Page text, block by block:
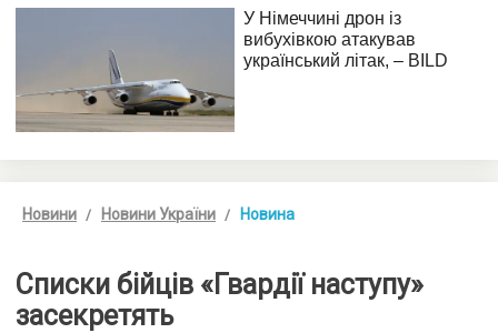
Новини Новини України Новина
Списки бійців «Гвардії наступу»
засекретять